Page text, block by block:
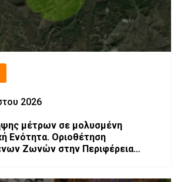
2026
μέτρων σε μολυσμένη
Ενότητα. Οριοθέτηση
Ζωνών στην Περιφέρεια